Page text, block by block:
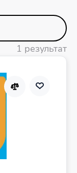
1 результат